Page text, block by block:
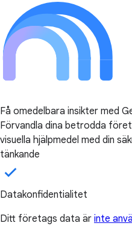
Få omedelbara insikter med
Förvandla dina betrodda
visuella hjälpmedel med din
tänkande
Datakonfidentialitet
Ditt företags data är inte